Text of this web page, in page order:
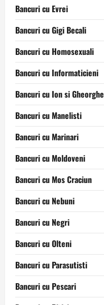
Bancuri cu Evrei
Bancuri cu Gigi Becali
Bancuri cu Homosexuali
Bancuri cu Informaticieni
Bancuri cu Ion si Gheorghe
Bancuri cu Manelisti
Bancuri cu Marinari
Bancuri cu Moldoveni
Bancuri cu Mos Craciun
Bancuri cu Nebuni
Bancuri cu Negri
Bancuri cu Olteni
Bancuri cu Parasutisti
Bancuri cu Pescari